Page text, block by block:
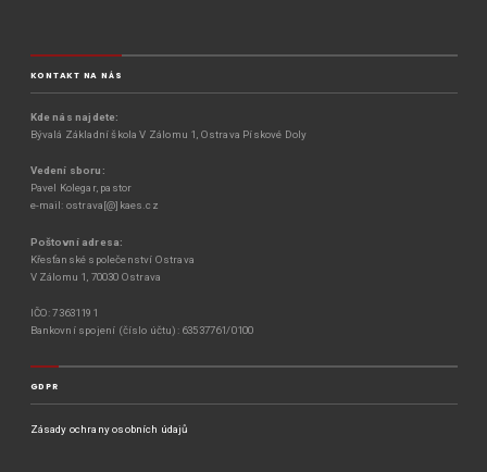
KONTAKT NA NÁS
Kde nás najdete:
Bývalá Základní škola V Zálomu 1, Ostrava Pískové Doly
Vedení sboru:
Pavel Kolegar, pastor
e-mail: ostrava[@]kaes.cz
Poštovní adresa:
Křesťanské společenství Ostrava
V Zálomu 1, 70030 Ostrava
IČO: 73631191
Bankovní spojení (číslo účtu): 63537761/0100
GDPR
Zásady ochrany osobních údajů